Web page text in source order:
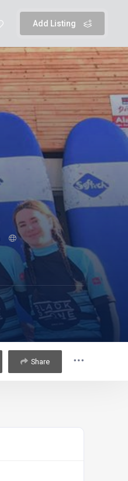
Add Listing
Share